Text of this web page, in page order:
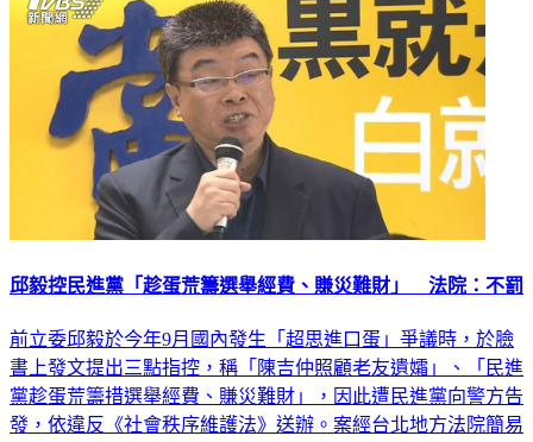
邱毅控民進黨「趁蛋荒籌選舉經費、賺災難財」 法院：不罰
前立委邱毅於今年9月國內發生「超思進口蛋」爭議時，於臉
書上發文提出三點指控，稱「陳吉仲照顧老友遺孀」、「民進
黨趁蛋荒籌措選舉經費、賺災難財」，因此遭民進黨向警方告
發，依違反《社會秩序維護法》送辦。案經台北地方法院簡易